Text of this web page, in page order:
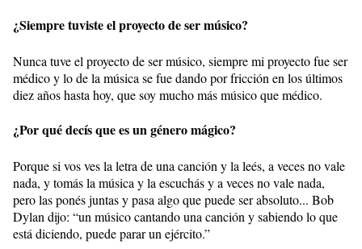
¿Siempre tuviste el proyecto de ser músico?
Nunca tuve el proyecto de ser músico, siempre mi proyecto fue ser
médico y lo de la música se fue dando por fricción en los últimos
diez años hasta hoy, que soy mucho más músico que médico.
¿Por qué decís que es un género mágico?
Porque si vos ves la letra de una canción y la leés, a veces no vale
nada, y tomás la música y la escuchás y a veces no vale nada,
pero las ponés juntas y pasa algo que puede ser absoluto... Bob
Dylan dijo: “un músico cantando una canción y sabiendo lo que
está diciendo, puede parar un ejército.”